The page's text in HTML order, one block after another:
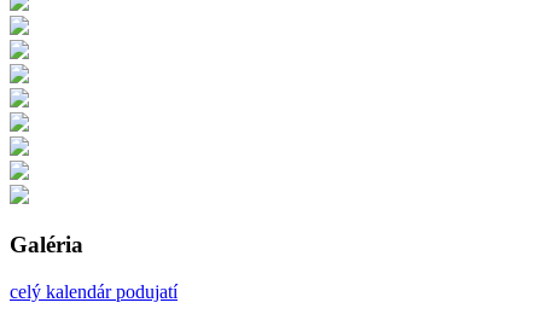
Galéria
celý kalendár podujatí